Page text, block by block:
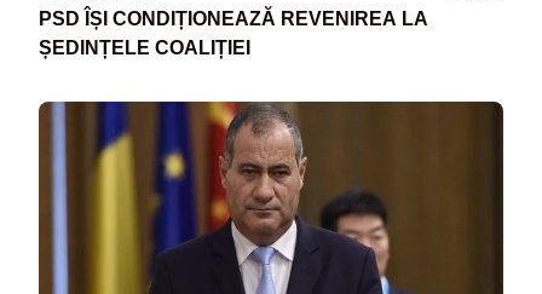
PSD ÎȘI CONDIȚIONEAZĂ REVENIREA LA
ȘEDINȚELE COALIȚIEI